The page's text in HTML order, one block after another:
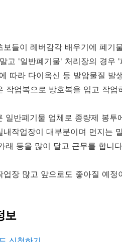
들이 레버감각 배우기에 폐기
고 '일반폐기물' 처리장의 경우
따라 다이옥신 등 발암물질 발
작업복으로 방호복을 입고 작업
일반폐기물 업체로 종량제 봉
작업장이 대부분이며 먼지는
래 등을 많이 달고 근무를 합니
업장 많고 앞으로도 좋아질 예정
보